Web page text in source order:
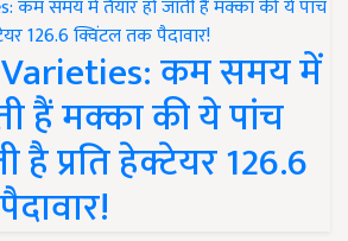
Varieties: कम समय में
हैं मक्का की ये पांच
है प्रति हेक्टेयर 126.6